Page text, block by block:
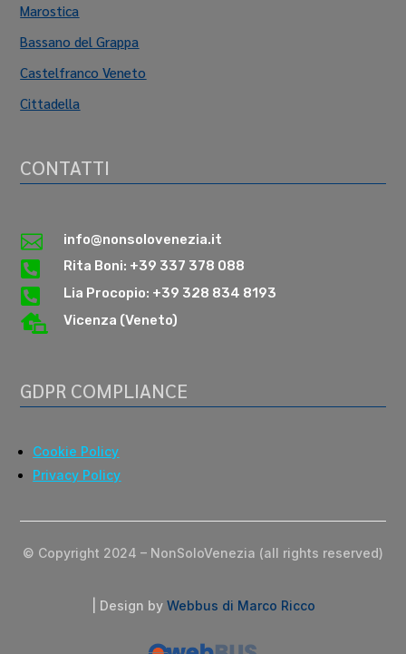
Marostica
Bassano del Grappa
Castelfranco Veneto
Cittadella
CONTATTI
 info@nonsolovenezia.it
 Rita Boni: +39 337 378 088
 Lia Procopio: +39 328 834 8193
 Vicenza (Veneto)
GDPR COMPLIANCE
Cookie Policy
Privacy Policy
© Copyright 2024 – NonSoloVenezia (all rights reserved)
| Design by Webbus di Marco Ricco